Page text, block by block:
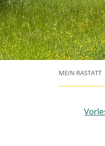
MEIN RASTATT